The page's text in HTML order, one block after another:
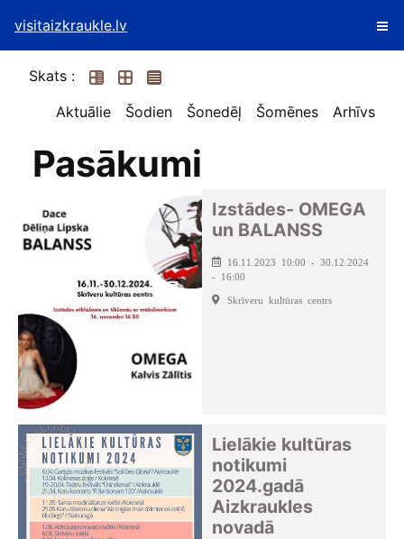
visitaizkraukle.lv
Skats :
Aktuālie
Šodien Šonedēļ Šomēnes Arhīvs
Pasākumi
Izstādes- OMEGA
un BALANSS
16.11.2023 10:00 - 30.12.2024
- 16:00
Skrīveru kultūras centrs
Lielākie kultūras
notikumi
2024.gadā
Aizkraukles
novadā